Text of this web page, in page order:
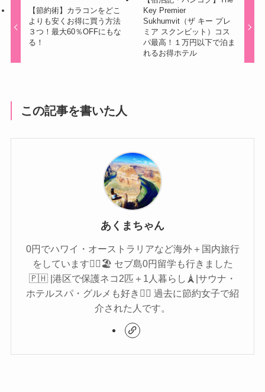
【節約術】カラコンをどこ
よりも安くお得に買う方法
３つ！最大60％OFFにもな
る！
Key Premier
Sukhumvit（ザ キー プレ
ミア スクンビット）コス
パ最高！１万円以下で泊ま
れるお得ホテル
この記事を書いた人
あくまちゃん
0円でハワイ・オーストラリアなど海外＋国内旅行
をしています🏄‍♀️🏖 セブ島0円留学も行きました
🇵🇭 |港区で保護ネコ2匹＋1人暮らし🗼|サウナ・
ホテルスパ・グルメも好き🧖‍♀️ 過去に節約女子で紹
介された人です。